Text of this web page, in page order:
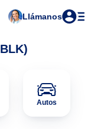
Llámanos
Autos